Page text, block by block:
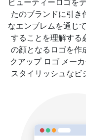
ビューティーロゴを
たのブランドに引き
なエンブレムを通じ
することを理解する
の顔となるロゴを作
クアップ ロゴ メー
スタイリッシュなビ